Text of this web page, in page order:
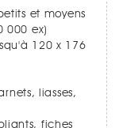
et moyens
000 ex)
120 x 176
liasses,
fiches